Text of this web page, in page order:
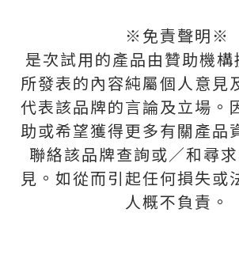
※免責聲明※
是次試用的產品由贊助機
所發表的內容純屬個人意見
代表該品牌的言論及立場。
助或希望獲得更多有關產品
聯絡該品牌查詢或∕和尋
見。如從而引起任何損失或
人概不負責。